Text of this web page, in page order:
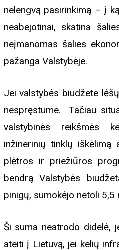
Kviečiame aplankyti parodą
Viešpatie“. Legendinio
spektaklio kelionė“
nelengvą pasirinkimą – į
neabejotinai, skatina
neįmanomas šalies
pažanga Valstybėje.
Jei valstybės biudžete
nespręstume. Tačiau
valstybinės reikšmės
inžinerinių tinklų iškėlimą
plėtros ir priežiūros
bendrą Valstybės
pinigų, sumokėjo netoli 5,5
Ši suma neatrodo didelė,
ateiti į Lietuvą, jei kelių